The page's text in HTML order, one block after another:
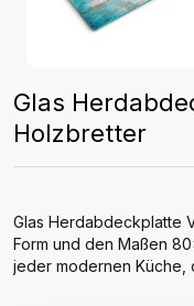
Glas
Holzbretter
Glas Herdabdeckplatte
Form und den Maßen
jeder modernen Küche,